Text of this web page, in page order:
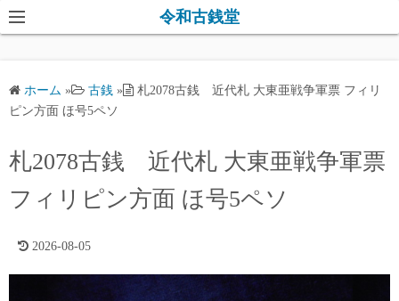
コ
ン
ツ
キ
ッ
令和古銭堂
ホーム » 古銭 »
札2078古銭 近代札 大東亜戦争軍票 フィリ
ピン方面 ほ号5ペソ
札2078古銭 近代札 大東亜戦争軍票
フィリピン方面 ほ号5ペソ
2026-08-05